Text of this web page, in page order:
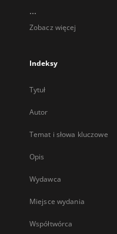
...
Zobacz więcej
Indeksy
Tytuł
Autor
Temat i słowa kluczowe
Opis
Wydawca
Miejsce wydania
Współtwórca